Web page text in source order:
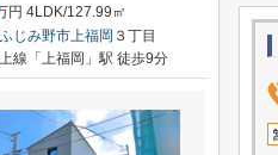
円 4LDK/127.99㎡
ふじみ野市上福岡 ３丁目
線「上福岡」駅 徒歩9分